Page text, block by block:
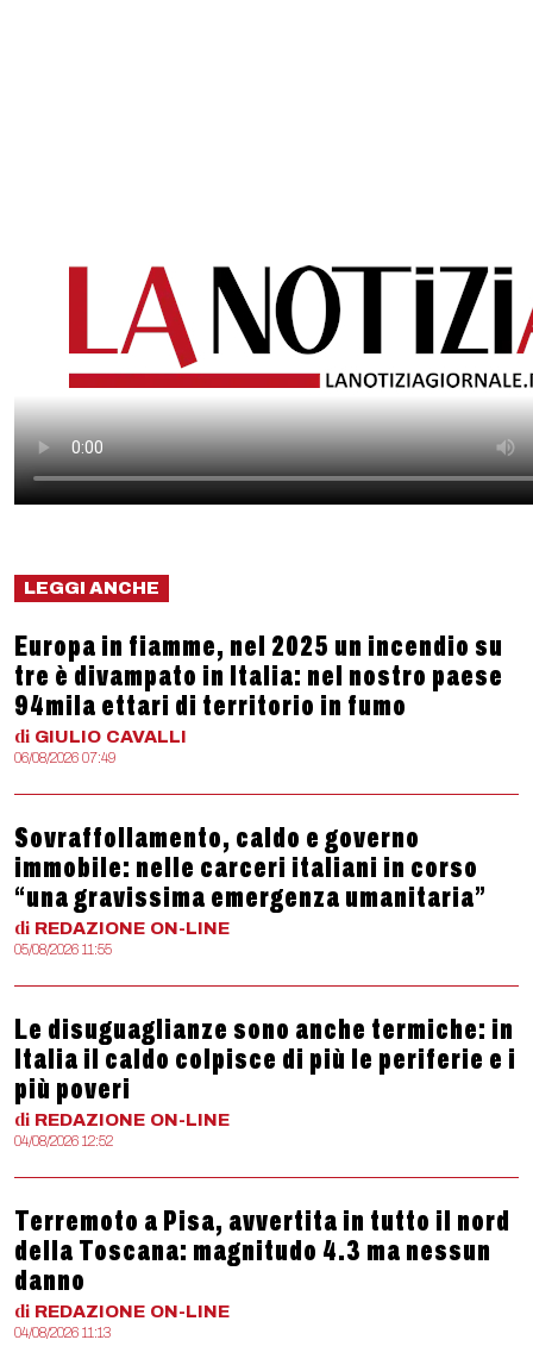
LEGGI ANCHE
Europa in fiamme, nel 2025 un incendio su
tre è divampato in Italia: nel nostro paese
94mila ettari di territorio in fumo
di GIULIO CAVALLI
06/08/2026 07:49
Sovraffollamento, caldo e governo
immobile: nelle carceri italiani in corso
“una gravissima emergenza umanitaria”
di REDAZIONE ON-LINE
05/08/2026 11:55
Le disuguaglianze sono anche termiche: in
Italia il caldo colpisce di più le periferie e i
più poveri
di REDAZIONE ON-LINE
04/08/2026 12:52
Terremoto a Pisa, avvertita in tutto il nord
della Toscana: magnitudo 4.3 ma nessun
danno
di REDAZIONE ON-LINE
04/08/2026 11:13